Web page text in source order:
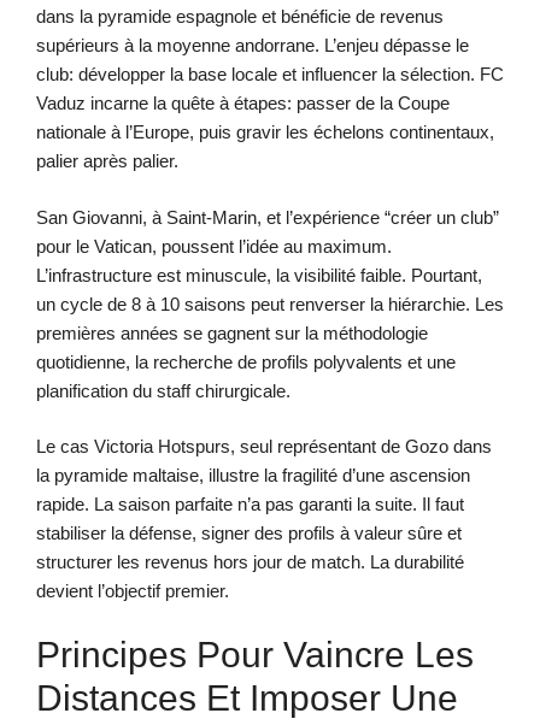
dans la pyramide espagnole et bénéficie de revenus
supérieurs à la moyenne andorrane. L’enjeu dépasse le
club: développer la base locale et influencer la sélection. FC
Vaduz incarne la quête à étapes: passer de la Coupe
nationale à l’Europe, puis gravir les échelons continentaux,
palier après palier.
San Giovanni, à Saint-Marin, et l’expérience “créer un club”
pour le Vatican, poussent l’idée au maximum.
L’infrastructure est minuscule, la visibilité faible. Pourtant,
un cycle de 8 à 10 saisons peut renverser la hiérarchie. Les
premières années se gagnent sur la méthodologie
quotidienne, la recherche de profils polyvalents et une
planification du staff chirurgicale.
Le cas Victoria Hotspurs, seul représentant de Gozo dans
la pyramide maltaise, illustre la fragilité d’une ascension
rapide. La saison parfaite n’a pas garanti la suite. Il faut
stabiliser la défense, signer des profils à valeur sûre et
structurer les revenus hors jour de match. La durabilité
devient l’objectif premier.
Principes Pour Vaincre Les
Distances Et Imposer Une